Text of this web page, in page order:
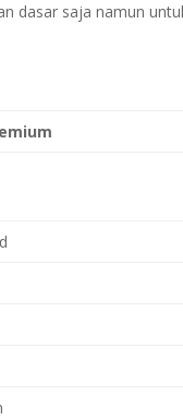
dasar saja namun